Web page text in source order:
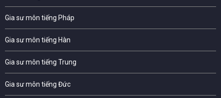
Gia sư môn tiếng Pháp
Gia sư môn tiếng Hàn
Gia sư môn tiếng Trung
Gia sư môn tiếng Đức